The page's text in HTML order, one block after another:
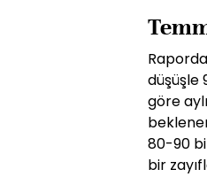
düşüşle
göre
80-90
bir